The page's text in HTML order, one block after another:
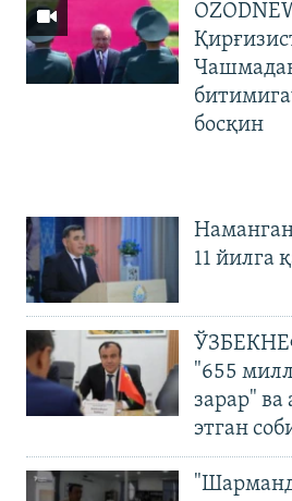
босқин
11 йилга
"655
зарар" ва
этган